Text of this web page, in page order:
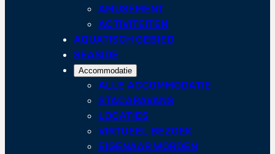
AMUSEMENT
ACTIVITEITEN
AQUATISCH GEBIED
SEASIDE
Accommodatie
ALLE ACCOMMODATIE
STACARAVANS
LOCATIES
VIRTUEEL BEZOEK
EIGENAAR WORDEN